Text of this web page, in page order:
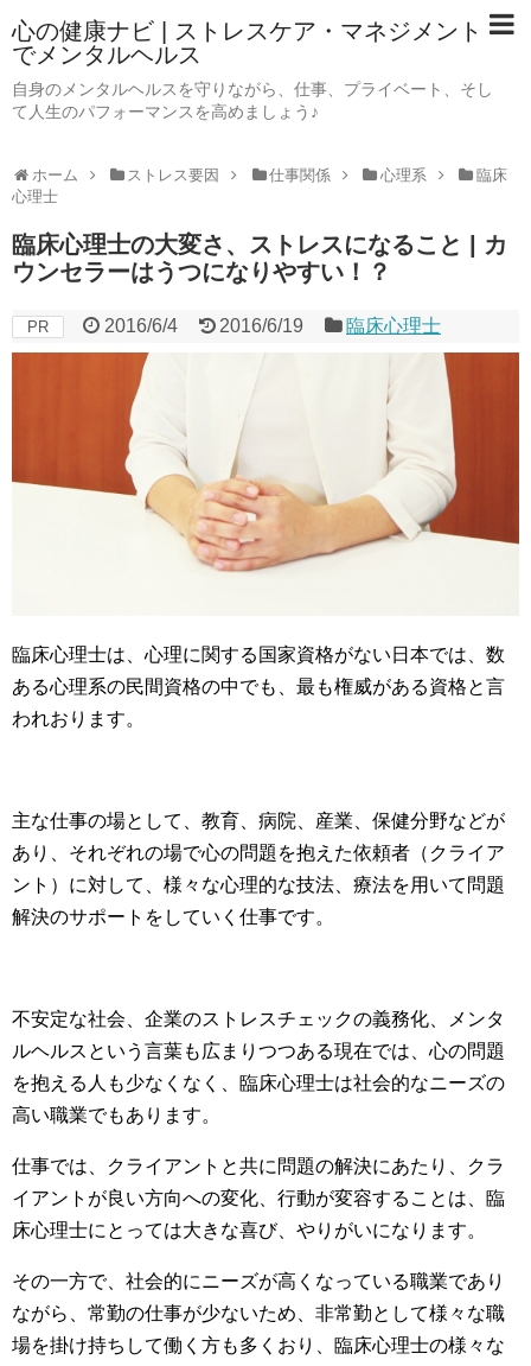
心の健康ナビ | ストレスケア・マネジメント
でメンタルヘルス
自身のメンタルヘルスを守りながら、仕事、プライベート、そし
て人生のパフォーマンスを高めましょう♪
ホーム ストレス要因 仕事関係 心理系
臨床
心理士
臨床心理士の大変さ、ストレスになること | カ
ウンセラーはうつになりやすい！？
PR 2016/6/4 2016/6/19 臨床心理士
臨床心理士は、心理に関する国家資格がない日本では、数
ある心理系の民間資格の中でも、最も権威がある資格と言
われおります。
主な仕事の場として、教育、病院、産業、保健分野などが
あり、それぞれの場で心の問題を抱えた依頼者（クライア
ント）に対して、様々な心理的な技法、療法を用いて問題
解決のサポートをしていく仕事です。
不安定な社会、企業のストレスチェックの義務化、メンタ
ルヘルスという言葉も広まりつつある現在では、心の問題
を抱える人も少なくなく、臨床心理士は社会的なニーズの
高い職業でもあります。
仕事では、クライアントと共に問題の解決にあたり、クラ
イアントが良い方向への変化、行動が変容することは、臨
床心理士にとっては大きな喜び、やりがいになります。
その一方で、社会的にニーズが高くなっている職業であり
ながら、常勤の仕事が少ないため、非常勤として様々な職
場を掛け持ちして働く方も多くおり、臨床心理士の様々な